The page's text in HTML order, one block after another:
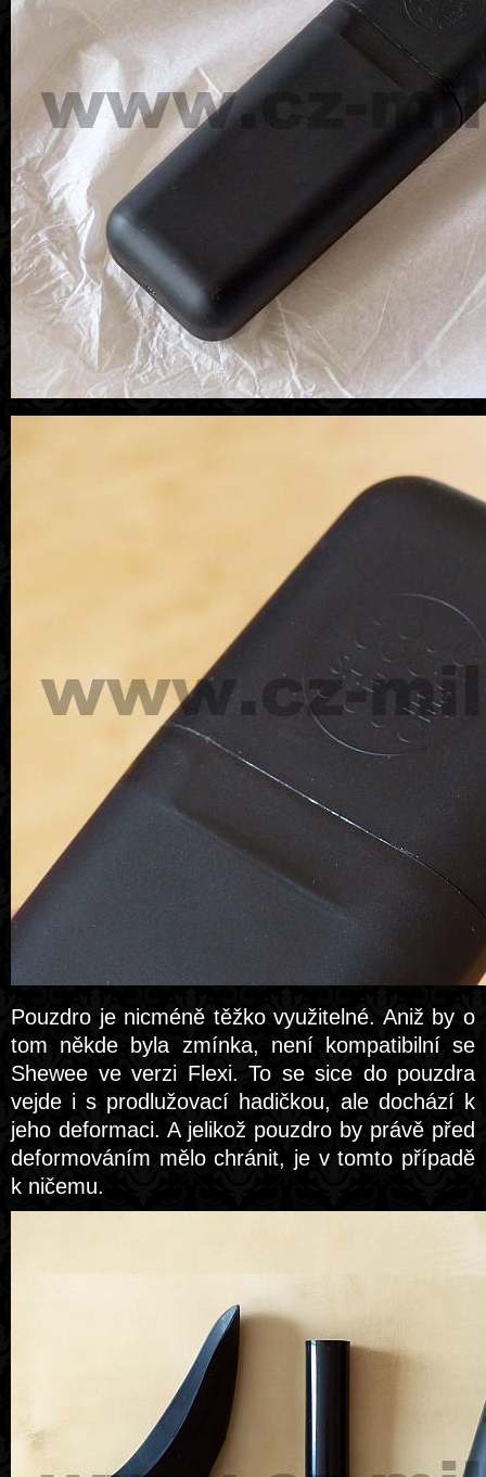
Pouzdro je nicméně těžko využitelné. Aniž by o
tom někde byla zmínka, není kompatibilní se
Shewee ve verzi Flexi. To se sice do pouzdra
vejde i s prodlužovací hadičkou, ale dochází k
jeho deformaci. A jelikož pouzdro by právě před
deformováním mělo chránit, je v tomto případě
k ničemu.